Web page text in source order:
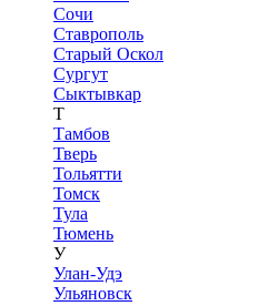
Сочи
Ставрополь
Старый Оскол
Сургут
Сыктывкар
Т
Тамбов
Тверь
Тольятти
Томск
Тула
Тюмень
У
Улан-Удэ
Ульяновск